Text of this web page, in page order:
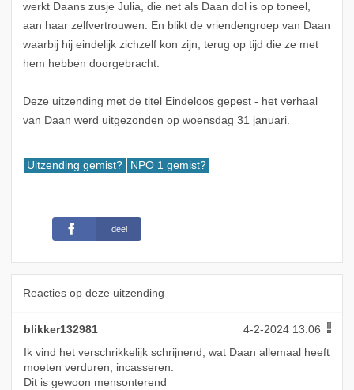
werkt Daans zusje Julia, die net als Daan dol is op toneel,
aan haar zelfvertrouwen. En blikt de vriendengroep van Daan
waarbij hij eindelijk zichzelf kon zijn, terug op tijd die ze met
hem hebben doorgebracht.
Deze uitzending met de titel Eindeloos gepest - het verhaal
van Daan werd uitgezonden op woensdag 31 januari.
Uitzending gemist? NPO 1 gemist?
deel
Reacties op deze uitzending
blikker132981
4-2-2024 13:06
Ik vind het verschrikkelijk schrijnend, wat Daan allemaal heeft
moeten verduren, incasseren.
Dit is gewoon mensonterend